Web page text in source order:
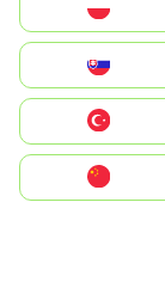
United States
中國香港特別行政區